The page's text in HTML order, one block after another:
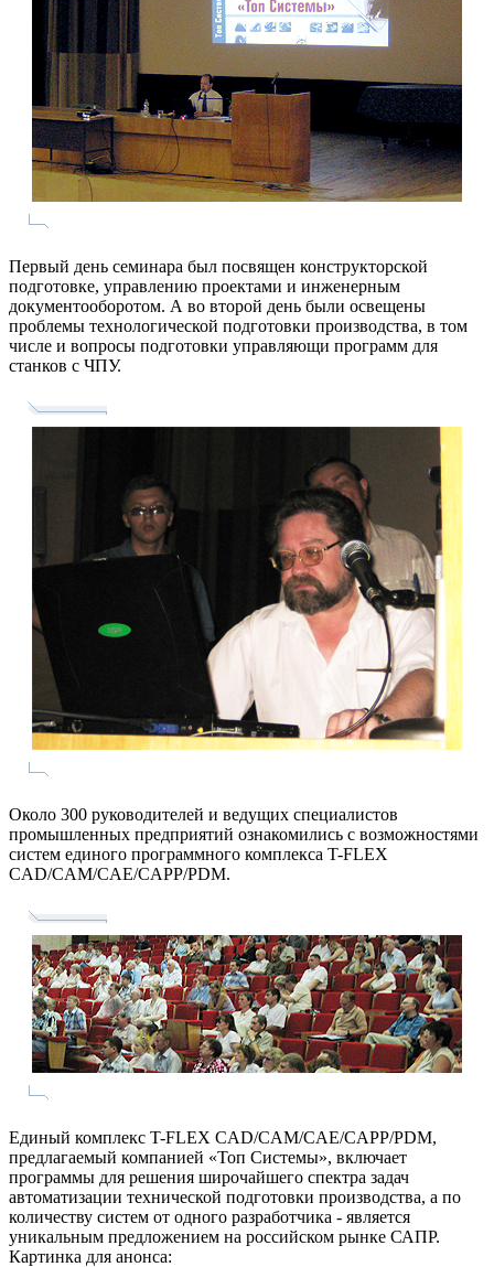
Первый день семинара был посвящен конструкторской
подготовке, управлению проектами и инженерным
документооборотом. А во второй день были освещены
проблемы технологической подготовки производства, в том
числе и вопросы подготовки управляющи программ для
станков с ЧПУ.
Около 300 руководителей и ведущих специалистов
промышленных предприятий ознакомились с возможностями
систем единого программного комплекса T-FLEX
CAD/CAM/CAE/CAPP/PDM.
Единый комплекс T-FLEX CAD/CAM/CAE/CAPP/PDM,
предлагаемый компанией «Топ Системы», включает
программы для решения широчайшего спектра задач
автоматизации технической подготовки производства, а по
количеству систем от одного разработчика - является
уникальным предложением на российском рынке САПР.
Картинка для анонса: